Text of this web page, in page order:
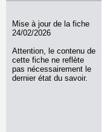
Mise à jour de la fiche
24/02/2026
Attention, le contenu de
cette fiche ne reflète
pas nécessairement le
dernier état du savoir.